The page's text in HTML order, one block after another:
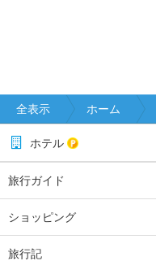
全表示 ホーム
ホテル
旅行ガイド
ショッピング
旅行記